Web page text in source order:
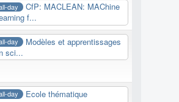
day
CfP: MACLEAN: MAChine
f...
day
Modèles et apprentissages
sci...
day
Ecole thématique